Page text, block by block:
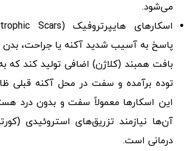
می‌شود.
پاسخ به آسیب شدید آکنه یا جراحت،
بافت همبند (کلاژن) اضافی تولید کند
توده برآمده و سفت در محل آکنه قبلی
این اسکارها معمولاً سفت و بدون درد
آن‌ها نیازمند تزریق‌های استروئیدی
درمانی است.